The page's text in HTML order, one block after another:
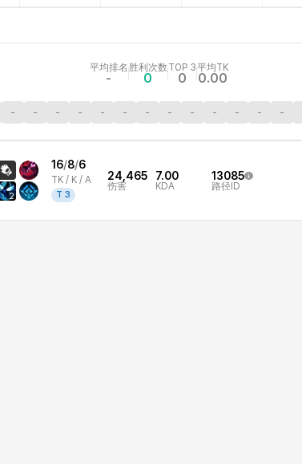
平均排名
-
胜利次数
0
TOP 3
0
平均TK
0.00
- - - - - - - - - - - - -
2
16/8/6
TK / K / A
T 3
24,465
伤害
7.00
KDA
13085
路径ID